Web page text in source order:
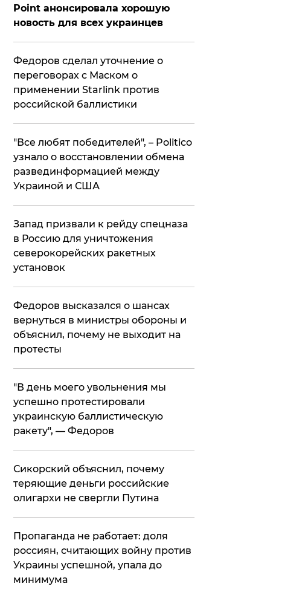
Point анонсировала хорошую
новость для всех украинцев
Федоров сделал уточнение о
переговорах с Маском о
применении Starlink против
российской баллистики
​"Все любят победителей", – Politico
узнало о восстановлении обмена
развединформацией между
Украиной и США
Запад призвали к рейду спецназа
в Россию для уничтожения
северокорейских ракетных
установок
Федоров высказался о шансах
вернуться в министры обороны и
объяснил, почему не выходит на
протесты
​"В день моего увольнения мы
успешно протестировали
украинскую баллистическую
ракету", — Федоров
Сикорский объяснил, почему
теряющие деньги российские
олигархи не свергли Путина
​Пропаганда не работает: доля
россиян, считающих войну против
Украины успешной, упала до
минимума